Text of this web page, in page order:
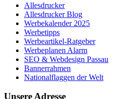
Allesdrucker
Allesdrucker Blog
Werbekalender 2025
Werbetipps
Werbeartikel-Ratgeber
Werbeplanen Alarm
SEO & Webdesign Passau
Bannerrahmen
Nationalflaggen der Welt
Unsere Adresse